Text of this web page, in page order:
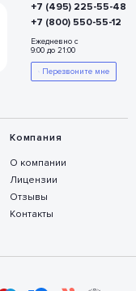
Компания
О компании
Лицензии
Отзывы
Контакты
+7 (495) 225-55-48
+7 (800) 550-55-12
Ежедневно с
9:00 до 21:00
Перезвоните мне